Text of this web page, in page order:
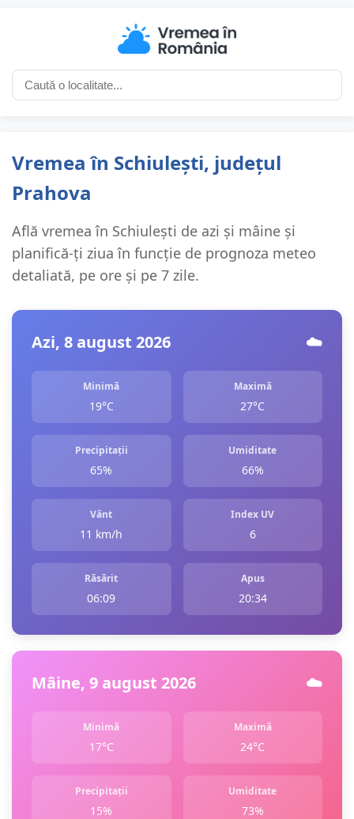
Vremea în Schiulești, județul
Prahova
Află vremea în Schiulești de azi și mâine și
planifică-ți ziua în funcție de prognoza meteo
detaliată, pe ore și pe 7 zile.
Azi, 8 august 2026 ☁️
Minimă
19°C
Maximă
27°C
Precipitații
65%
Umiditate
66%
Vânt
11 km/h
Index UV
6
Răsărit
06:09
Apus
20:34
Mâine, 9 august 2026 ☁️
Minimă
17°C
Maximă
24°C
Precipitații
15%
Umiditate
73%